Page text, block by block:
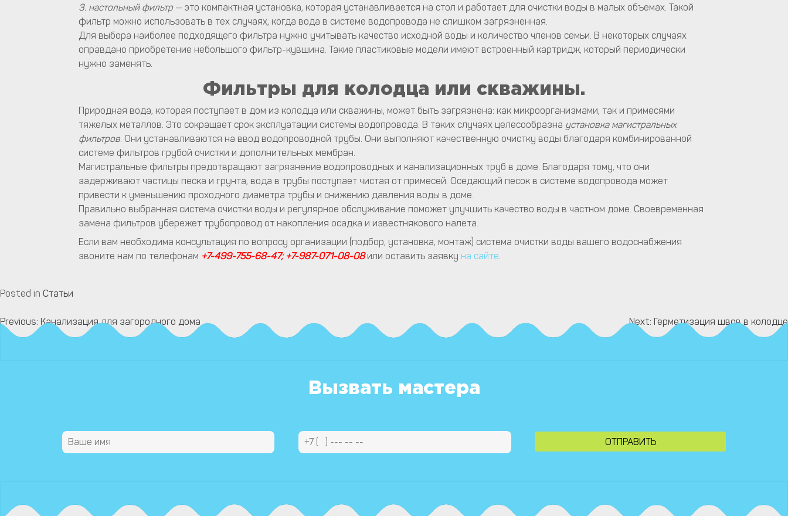
3. настольный фильтр— это компактная установка, которая устанавливается на стол и работает для очистки воды в малых объемах. Такой
фильтр можно использовать в тех случаях, когда вода в системе водопровода не слишком загрязненная.
Для выбора наиболее подходящего фильтра нужно учитывать качество исходной воды и количество членов семьи. В некоторых случаях
оправдано приобретение небольшого фильтр-кувшина. Такие пластиковые модели имеют встроенный картридж, который периодически
нужно заменять.
Фильтры для колодца или скважины.
Природная вода, которая поступает в дом из колодца или скважины, может быть загрязнена: как микроорганизмами, так и примесями
тяжелых металлов. Это сокращает срок эксплуатации системы водопровода. В таких случаях целесообразна установка магистральных
фильтров. Они устанавливаются на ввод водопроводной трубы. Они выполняют качественную очистку воды благодаря комбинированной
системе фильтров грубой очистки и дополнительных мембран.
Магистральные фильтры предотвращают загрязнение водопроводных и канализационных труб в доме. Благодаря тому, что они
задерживают частицы песка и грунта, вода в трубы поступает чистая от примесей. Оседающий песок в системе водопровода может
привести к уменьшению проходного диаметра трубы и снижению давления воды в доме.
Правильно выбранная система очистки воды и регулярное обслуживание поможет улучшить качество воды в частном доме. Своевременная
замена фильтров убережет трубопровод от накопления осадка и известнякового налета.
Если вам необходима консультация по вопросу организации (подбор, установка, монтаж) система очистки воды вашего водоснабжения
звоните нам по телефонам +7-499-755-68-47; +7-987-071-08-08или оставить заявку на сайте.
Posted in Статьи
Навигация
Previous: Канализация для загородного дома Next: Герметизация швов в колодце
Вызвать мастера